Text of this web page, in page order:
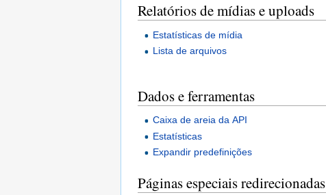
Relatórios de mídias e uploads
Estatísticas de mídia
Lista de arquivos
Dados e ferramentas
Caixa de areia da API
Estatísticas
Expandir predefinições
Páginas especiais redirecionadas